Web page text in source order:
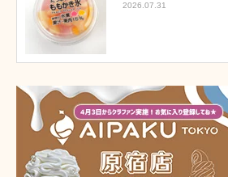
2026.07.31